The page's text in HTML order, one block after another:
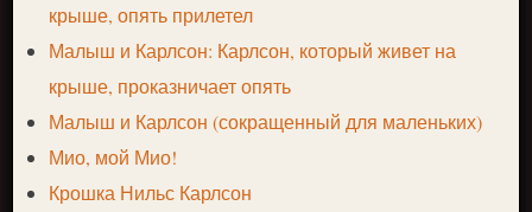
крыше, опять прилетел
Малыш и Карлсон: Карлсон, который живет на
крыше, проказничает опять
Малыш и Карлсон (сокращенный для маленьких)
Мио, мой Мио!
Крошка Нильс Карлсон